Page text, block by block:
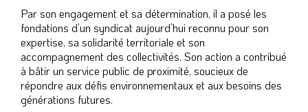
Par son engagement et sa détermination, il a posé les
fondations d’un syndicat aujourd’hui reconnu pour son
expertise, sa solidarité territoriale et son
accompagnement des collectivités. Son action a contribué
à bâtir un service public de proximité, soucieux de
répondre aux défis environnementaux et aux besoins des
générations futures.